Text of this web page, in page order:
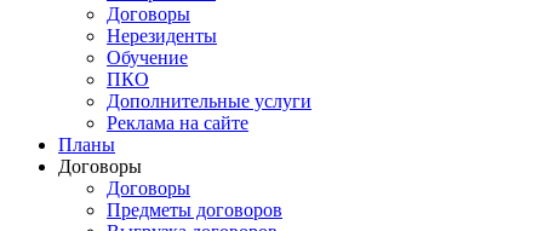
Договоры
Нерезиденты
Обучение
ПКО
Дополнительные услуги
Реклама на сайте
Планы
Договоры
Договоры
Предметы договоров